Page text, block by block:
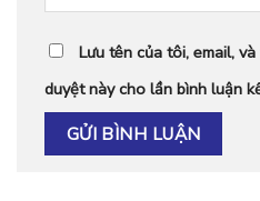
Lưu tên của tôi, email,
duyệt này cho lần bình luận